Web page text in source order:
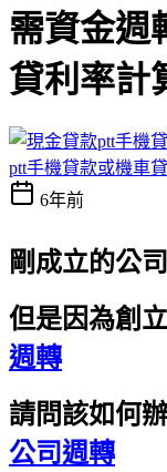
需資金週
貸利率計
ptt手機貸款或機車
6年前
剛成立的公
但是因為創
週轉
請問該如何
公司週轉